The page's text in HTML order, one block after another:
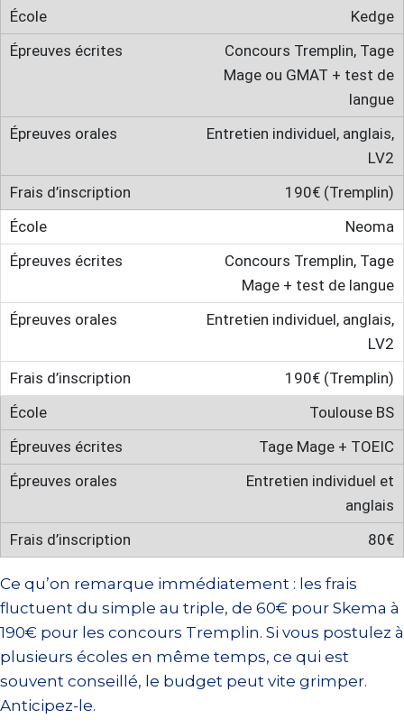
Kedge
Concours Tremplin, Tage
Mage ou GMAT + test de
langue
Entretien individuel, anglais,
LV2
190€ (Tremplin)
Neoma
Concours Tremplin, Tage
Mage + test de langue
Entretien individuel, anglais,
LV2
190€ (Tremplin)
Toulouse BS
Tage Mage + TOEIC
Entretien individuel et
anglais
80€
Ce qu’on remarque immédiatement : les frais
fluctuent du simple au triple, de 60€ pour Skema à
190€ pour les concours Tremplin. Si vous postulez à
plusieurs écoles en même temps, ce qui est
souvent conseillé, le budget peut vite grimper.
Anticipez-le.